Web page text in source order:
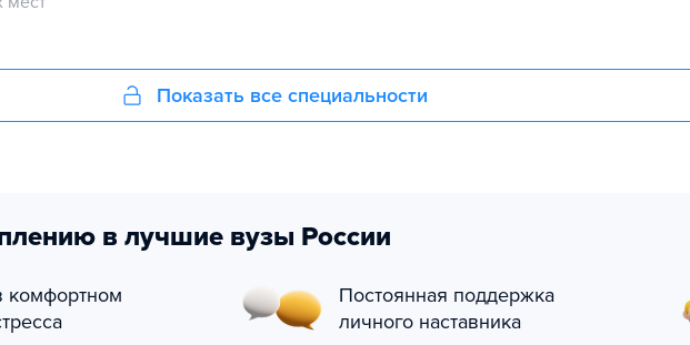
Показать все специальности
в лучшие вузы России
комфортном
Постоянная поддержка
личного наставника